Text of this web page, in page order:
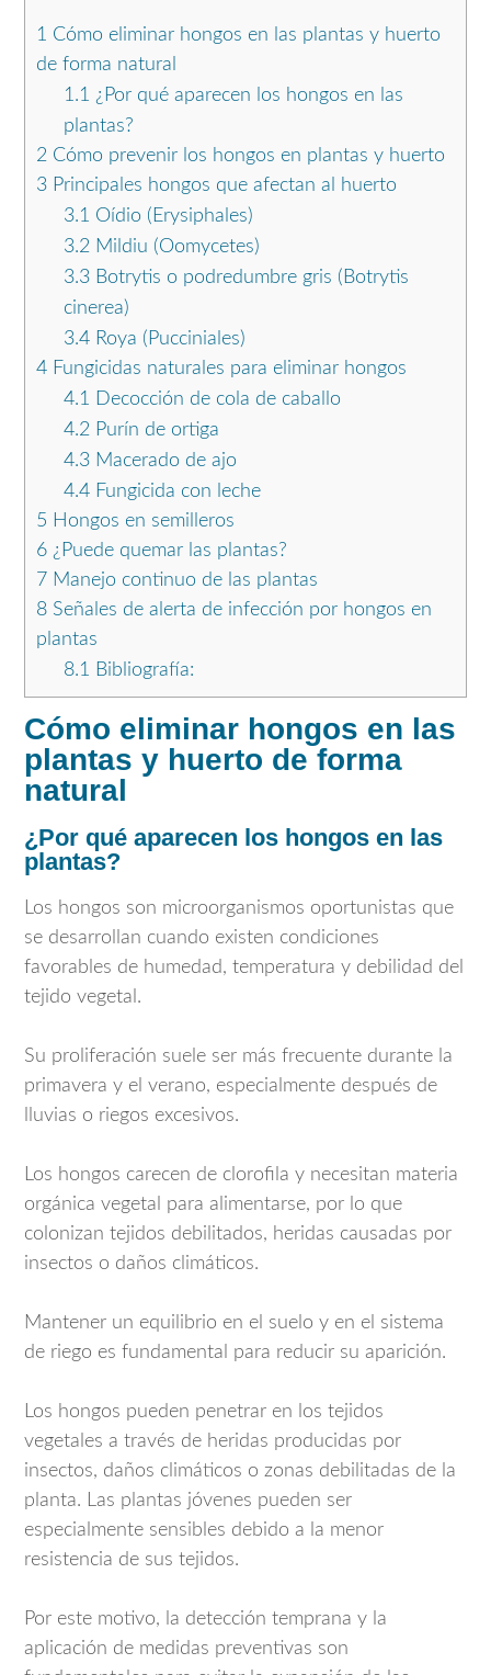
1 Cómo eliminar hongos en las plantas y huerto
de forma natural
1.1 ¿Por qué aparecen los hongos en las
plantas?
2 Cómo prevenir los hongos en plantas y huerto
3 Principales hongos que afectan al huerto
3.1 Oídio (Erysiphales)
3.2Mildiu (Oomycetes)
3.3Botrytis o podredumbre gris (Botrytis
cinerea)
3.4Roya (Pucciniales)
4 Fungicidas naturales para eliminar hongos
4.1 Decocción de cola de caballo
4.2Purín de ortiga
4.3Macerado de ajo
4.4Fungicida con leche
5 Hongos en semilleros
6 ¿Puede quemar las plantas?
7 Manejo continuo de las plantas
8 Señales de alerta de infección por hongos en
plantas
8.1 Bibliografía:
Cómo eliminar hongos en las
plantas y huerto de forma
natural
¿Por qué aparecen los hongos en las
plantas?
Los hongos son microorganismos oportunistas que
se desarrollan cuando existen condiciones
favorables de humedad, temperatura y debilidad del
tejido vegetal.
Su proliferación suele ser más frecuente durante la
primavera y el verano, especialmente después de
lluvias o riegos excesivos.
Los hongos carecen de clorofila y necesitan materia
orgánica vegetal para alimentarse, por lo que
colonizan tejidos debilitados, heridas causadas por
insectos o daños climáticos.
Mantener un equilibrio en el suelo y en el sistema
de riego es fundamental para reducir su aparición.
Los hongos pueden penetrar en los tejidos
vegetales a través de heridas producidas por
insectos, daños climáticos o zonas debilitadas de la
planta. Las plantas jóvenes pueden ser
especialmente sensibles debido a la menor
resistencia de sus tejidos.
Por este motivo, la detección temprana y la
aplicación de medidas preventivas son